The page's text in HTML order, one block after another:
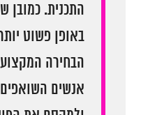
התכנית. כמובן
באופן פשוט
הבחירה
אנשים